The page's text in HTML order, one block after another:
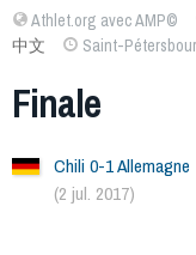
Athlet.org avec AMP©
中文
Saint-
Finale
Chili 0-1 Allemagne
(2 jul. 2017)